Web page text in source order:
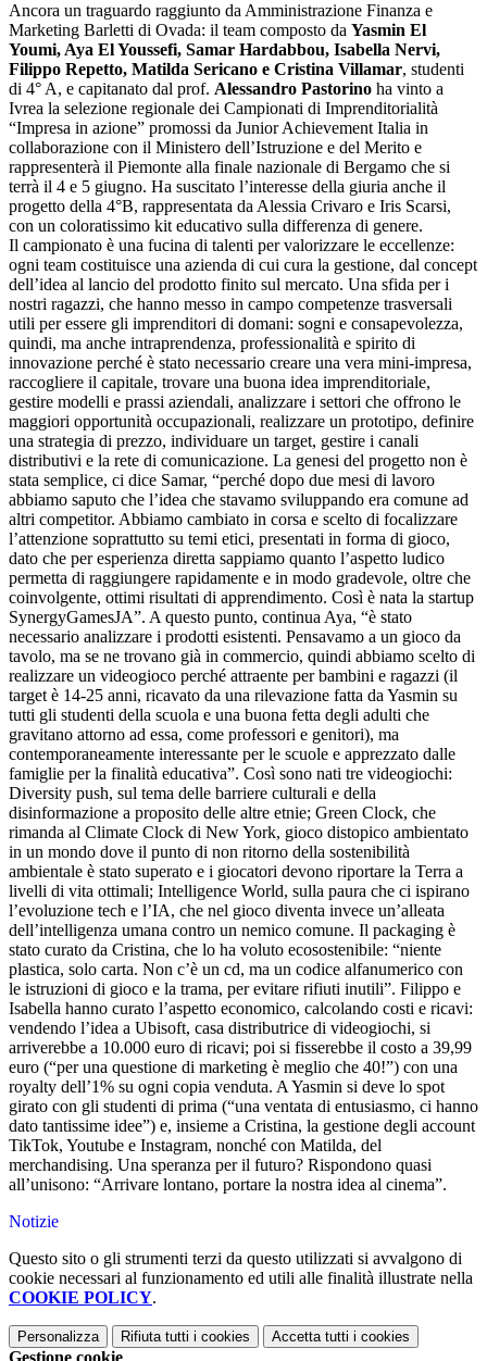
Ancora un traguardo raggiunto da Amministrazione Finanza e
Marketing Barletti di Ovada: il team composto da Yasmin El
Youmi, Aya El Youssefi, Samar Hardabbou, Isabella Nervi,
Filippo Repetto, Matilda Sericano e Cristina Villamar, studenti
di 4° A, e capitanato dal prof. Alessandro Pastorino ha vinto a
Ivrea la selezione regionale dei Campionati di Imprenditorialità
“Impresa in azione” promossi da Junior Achievement Italia in
collaborazione con il Ministero dell’Istruzione e del Merito e
rappresenterà il Piemonte alla finale nazionale di Bergamo che si
terrà il 4 e 5 giugno. Ha suscitato l’interesse della giuria anche il
progetto della 4°B, rappresentata da Alessia Crivaro e Iris Scarsi,
con un coloratissimo kit educativo sulla differenza di genere.
Il campionato è una fucina di talenti per valorizzare le eccellenze:
ogni team costituisce una azienda di cui cura la gestione, dal concept
dell’idea al lancio del prodotto finito sul mercato. Una sfida per i
nostri ragazzi, che hanno messo in campo competenze trasversali
utili per essere gli imprenditori di domani: sogni e consapevolezza,
quindi, ma anche intraprendenza, professionalità e spirito di
innovazione perché è stato necessario creare una vera mini-impresa,
raccogliere il capitale, trovare una buona idea imprenditoriale,
gestire modelli e prassi aziendali, analizzare i settori che offrono le
maggiori opportunità occupazionali, realizzare un prototipo, definire
una strategia di prezzo, individuare un target, gestire i canali
distributivi e la rete di comunicazione. La genesi del progetto non è
stata semplice, ci dice Samar, “perché dopo due mesi di lavoro
abbiamo saputo che l’idea che stavamo sviluppando era comune ad
altri competitor. Abbiamo cambiato in corsa e scelto di focalizzare
l’attenzione soprattutto su temi etici, presentati in forma di gioco,
dato che per esperienza diretta sappiamo quanto l’aspetto ludico
permetta di raggiungere rapidamente e in modo gradevole, oltre che
coinvolgente, ottimi risultati di apprendimento. Così è nata la startup
SynergyGamesJA”. A questo punto, continua Aya, “è stato
necessario analizzare i prodotti esistenti. Pensavamo a un gioco da
tavolo, ma se ne trovano già in commercio, quindi abbiamo scelto di
realizzare un videogioco perché attraente per bambini e ragazzi (il
target è 14-25 anni, ricavato da una rilevazione fatta da Yasmin su
tutti gli studenti della scuola e una buona fetta degli adulti che
gravitano attorno ad essa, come professori e genitori), ma
contemporaneamente interessante per le scuole e apprezzato dalle
famiglie per la finalità educativa”. Così sono nati tre videogiochi:
Diversity push, sul tema delle barriere culturali e della
disinformazione a proposito delle altre etnie; Green Clock, che
rimanda al Climate Clock di New York, gioco distopico ambientato
in un mondo dove il punto di non ritorno della sostenibilità
ambientale è stato superato e i giocatori devono riportare la Terra a
livelli di vita ottimali; Intelligence World, sulla paura che ci ispirano
l’evoluzione tech e l’IA, che nel gioco diventa invece un’alleata
dell’intelligenza umana contro un nemico comune. Il packaging è
stato curato da Cristina, che lo ha voluto ecosostenibile: “niente
plastica, solo carta. Non c’è un cd, ma un codice alfanumerico con
le istruzioni di gioco e la trama, per evitare rifiuti inutili”. Filippo e
Isabella hanno curato l’aspetto economico, calcolando costi e ricavi:
vendendo l’idea a Ubisoft, casa distributrice di videogiochi, si
arriverebbe a 10.000 euro di ricavi; poi si fisserebbe il costo a 39,99
euro (“per una questione di marketing è meglio che 40!”) con una
royalty dell’1% su ogni copia venduta. A Yasmin si deve lo spot
girato con gli studenti di prima (“una ventata di entusiasmo, ci hanno
dato tantissime idee”) e, insieme a Cristina, la gestione degli account
TikTok, Youtube e Instagram, nonché con Matilda, del
merchandising. Una speranza per il futuro? Rispondono quasi
all’unisono: “Arrivare lontano, portare la nostra idea al cinema”.
Notizie
Questo sito o gli strumenti terzi da questo utilizzati si avvalgono di
cookie necessari al funzionamento ed utili alle finalità illustrate nella
COOKIE POLICY.
Personalizza Rifiuta tutti i cookies Accetta tutti i cookies